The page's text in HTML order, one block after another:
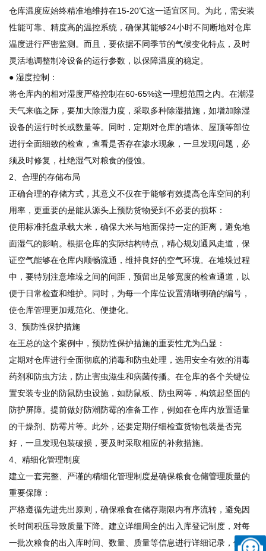
仓库温度应始终精准地维持在15-20℃这一适宜区间。为此，需安装
性能可靠、精度高的温控系统，确保其能够24小时不间断地对仓库
温度进行严密监测。而且，要依据不同季节的气候变化特点，及时
灵活地调整制冷设备的运行参数，以保障温度的稳定。
● 湿度控制：
将仓库内的相对湿度严格控制在60-65%这一理想范围之内。在潮湿
天气来临之际，要加大除湿力度，采取多种除湿措施，如增加除湿
设备的运行时长或数量等。同时，定期对仓库的墙体、屋顶等部位
进行全面细致的检查，查看是否存在渗水现象，一旦发现问题，必
须及时修复，杜绝湿气对粮食的侵蚀。
2、合理的存储布局
正确合理的存储方式，其意义不仅在于能够有效提高仓库空间的利
用率，更重要的是能从源头上预防货物受到不必要的损坏：
使用标准托盘承载大米，确保大米与地面保持一定的距离，避免地
面湿气的影响。根据仓库的实际结构特点，精心规划通风走道，保
证空气能够在仓库内顺畅流通，维持良好的空气环境。在堆垛过程
中，要特别注意堆垛之间的间距，预留出足够宽度的检查通道，以
便于日常检查和维护。同时，为每一个库位设置清晰明确的编号，
使仓库管理更加规范化、便捷化。
3、预防性保护措施
在王总的这个案例中，预防性保护措施的重要性尤为凸显：
定期对仓库进行全面彻底的消毒和防虫处理，选用安全有效的消毒
药剂和防虫方法，防止害虫滋生和病菌传播。在仓库的各个关键位
置安装专业的防鼠防虫设施，如防鼠板、防虫网等，构筑起坚固的
防护屏障。提前做好防潮防霉的准备工作，例如在仓库内放置适量
的干燥剂、防霉片等。此外，还要定期仔细检查货物包装是否完
好，一旦发现包装破损，要及时采取相应的补救措施。
4、精细化管理制度
建立一套完整、严谨的精细化管理制度是确保粮食仓储管理质量的
重要保障：
严格遵循先进先出原则，确保粮食在储存期限内有序流转，避免因
长时间积压导致质量下降。建立详细周全的出入库登记制度，对每
一批次粮食的出入库时间、数量、质量等信息进行详细记录，做到